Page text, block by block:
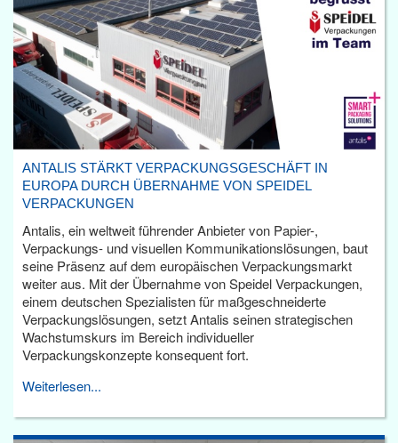
ANTALIS STÄRKT VERPACKUNGSGESCHÄFT IN
EUROPA DURCH ÜBERNAHME VON SPEIDEL
VERPACKUNGEN
Antalis, ein weltweit führender Anbieter von Papier-,
Verpackungs- und visuellen Kommunikationslösungen, baut
seine Präsenz auf dem europäischen Verpackungsmarkt
weiter aus. Mit der Übernahme von Speidel Verpackungen,
einem deutschen Spezialisten für maßgeschneiderte
Verpackungslösungen, setzt Antalis seinen strategischen
Wachstumskurs im Bereich individueller
Verpackungskonzepte konsequent fort.
Weiterlesen...